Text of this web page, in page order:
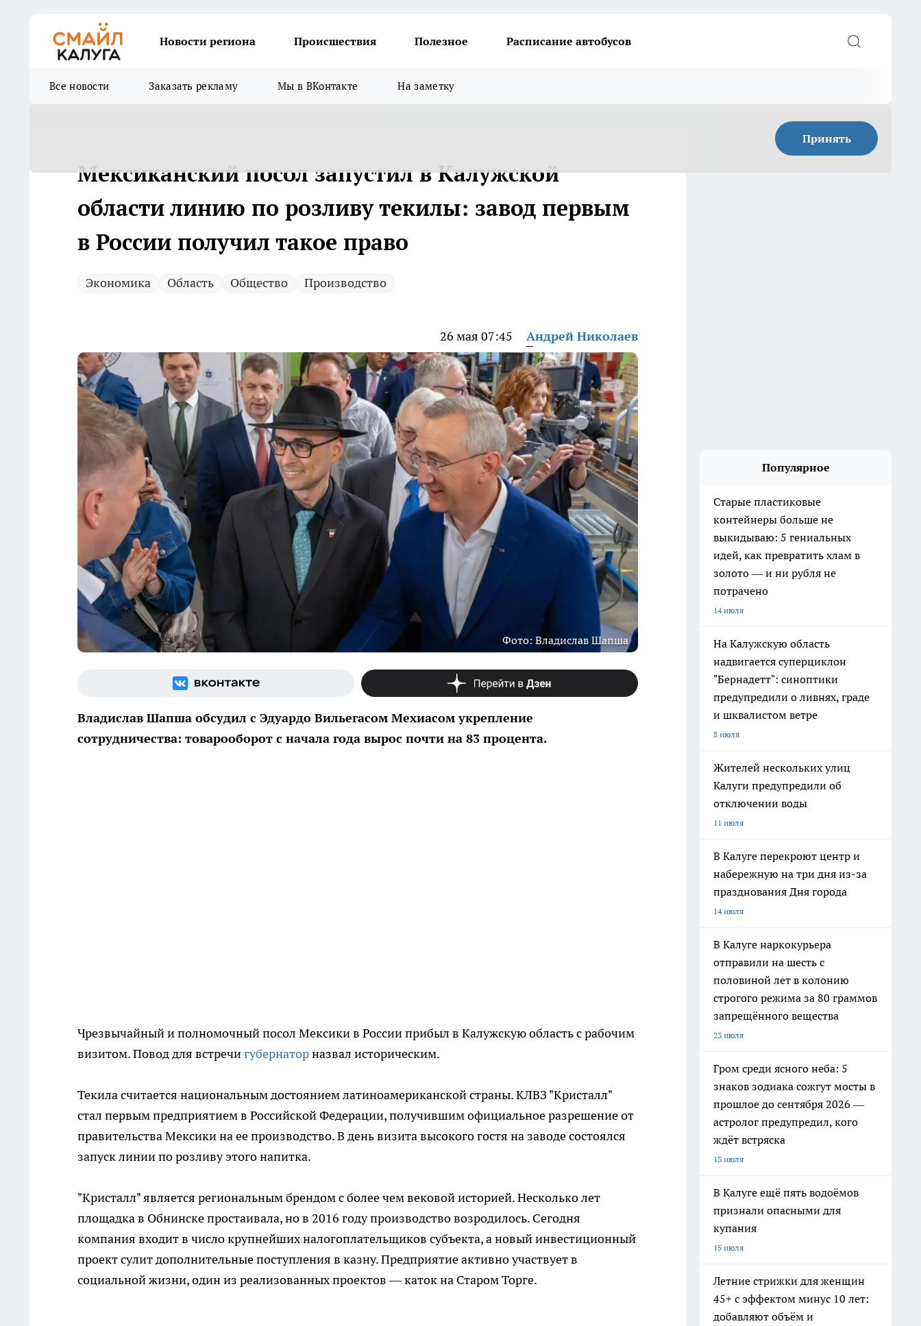
Новости региона Происшествия Полезное Расписание автобусов
Все новости Заказать рекламу Мы в ВКонтакте На заметку
Принять
Мексиканский посол запустил в Калужской
области линию по розливу текилы: завод первым
в России получил такое право
Экономика Область Общество Производство
26 мая 07:45 Андрей Николаев
Фото: Владислав Шапша
Владислав Шапша обсудил с Эдуардо Вильегасом Мехиасом укрепление
сотрудничества: товарооборот с начала года вырос почти на 83 процента.
Чрезвычайный и полномочный посол Мексики в России прибыл в Калужскую область с рабочим
визитом. Повод для встречигубернаторназвал историческим.
Текила считается национальным достоянием латиноамериканской страны. КЛВЗ "Кристалл"
стал первым предприятием в Российской Федерации, получившим официальное разрешение от
правительства Мексики на ее производство. В день визита высокого гостя на заводе состоялся
запуск линии по розливу этого напитка.
"Кристалл" является региональным брендом с более чем вековой историей. Несколько лет
площадка в Обнинске простаивала, но в 2016 году производство возродилось. Сегодня
компания входит в число крупнейших налогоплательщиков субъекта, а новый инвестиционный
проект сулит дополнительные поступления в казну. Предприятие активно участвует в
социальной жизни, один из реализованных проектов — каток на Старом Торге.
Популярное
Старые пластиковые
контейнеры больше не
выкидываю: 5 гениальных
идей, как превратить хлам в
золото — и ни рубля не
потрачено
14 июля
На Калужскую область
надвигается суперциклон
"Бернадетт": синоптики
предупредили о ливнях, граде
и шквалистом ветре
8 июля
Жителей нескольких улиц
Калуги предупредили об
отключении воды
11 июля
В Калуге перекроют центр и
набережную на три дня из-за
празднования Дня города
14 июля
В Калуге наркокурьера
отправили на шесть с
половиной лет в колонию
строгого режима за 80 граммов
запрещённого вещества
23 июля
Гром среди ясного неба: 5
знаков зодиака сожгут мосты в
прошлое до сентября 2026 —
астролог предупредил, кого
ждёт встряска
13 июля
В Калуге ещё пять водоёмов
признали опасными для
купания
15 июля
Летние стрижки для женщин
45+ с эффектом минус 10 лет:
добавляют объём и